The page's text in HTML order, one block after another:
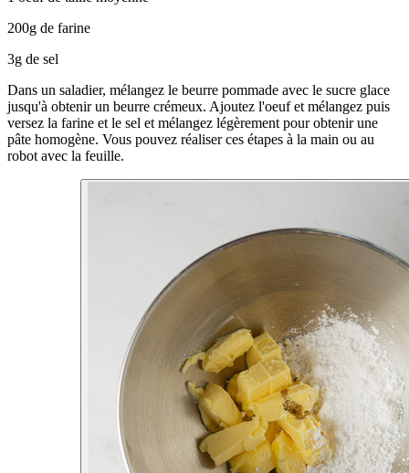
200g de farine
3g de sel
Dans un saladier, mélangez le beurre pommade avec le sucre glace
jusqu'à obtenir un beurre crémeux. Ajoutez l'oeuf et mélangez puis
versez la farine et le sel et mélangez légèrement pour obtenir une
pâte homogène. Vous pouvez réaliser ces étapes à la main ou au
robot avec la feuille.